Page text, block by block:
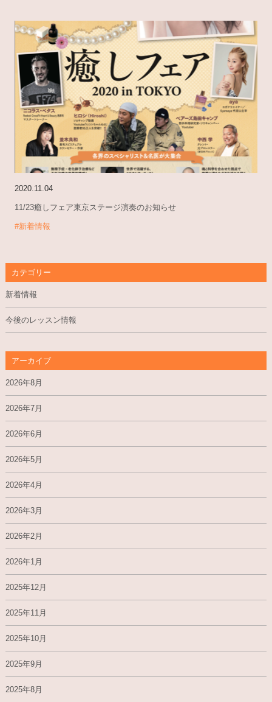
2020.11.04
11/23癒しフェア東京ステージ演奏のお知らせ
#新着情報
カテゴリー
新着情報
今後のレッスン情報
アーカイブ
2026年8月
2026年7月
2026年6月
2026年5月
2026年4月
2026年3月
2026年2月
2026年1月
2025年12月
2025年11月
2025年10月
2025年9月
2025年8月